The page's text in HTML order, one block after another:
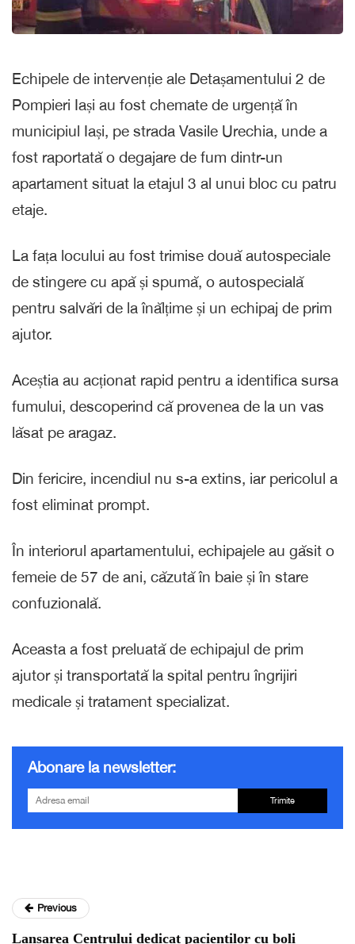
Echipele de intervenție ale Detașamentului 2 de
Pompieri Iași au fost chemate de urgență în
municipiul Iași, pe strada Vasile Urechia, unde a
fost raportată o degajare de fum dintr-un
apartament situat la etajul 3 al unui bloc cu patru
etaje.
La fața locului au fost trimise două autospeciale
de stingere cu apă și spumă, o autospecială
pentru salvări de la înălțime și un echipaj de prim
ajutor.
Aceștia au acționat rapid pentru a identifica sursa
fumului, descoperind că provenea de la un vas
lăsat pe aragaz.
Din fericire, incendiul nu s-a extins, iar pericolul a
fost eliminat prompt.
În interiorul apartamentului, echipajele au găsit o
femeie de 57 de ani, căzută în baie și în stare
confuzională.
Aceasta a fost preluată de echipajul de prim
ajutor și transportată la spital pentru îngrijiri
medicale și tratament specializat.
Abonare la newsletter:
Trimite
Previous
Lansarea Centrului dedicat pacienților cu boli